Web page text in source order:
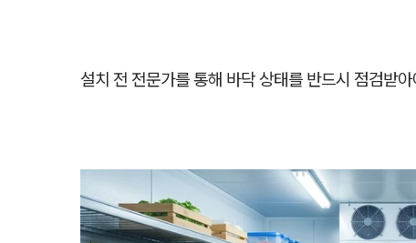
설치 전 전문가를 통해 바닥 상태를 반드시 점검받